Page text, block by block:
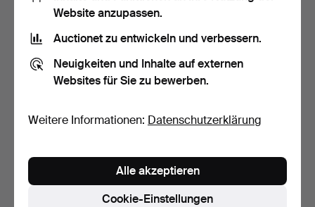
HARTMUT LOHMEYER.
Stühle, 6 Stk., KUSCH & …
Beendet 26. Jul 2026
SESSEL, Cord, Dänemark,
1970er Jahre.
Beendet 26. Jul 2026
Website anzupassen.
Auctionet zu entwickeln und verbessern.
Neuigkeiten und Inhalte auf externen
Websites für Sie zu bewerben.
Weitere Informationen: Datenschutzerklärung
Cookie-Einstellungen
Alle akzeptieren